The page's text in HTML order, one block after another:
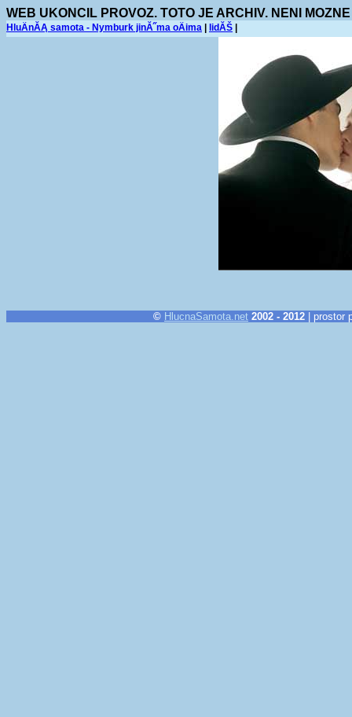
WEB UKONCIL PROVOZ. TOTO JE ARCHIV. NENI
HluÄnĂĄ samota - Nymburk jinĂ˝ma oÄima lidĂŠ
© HlucnaSamota.net 2002 - 2012 | prostor